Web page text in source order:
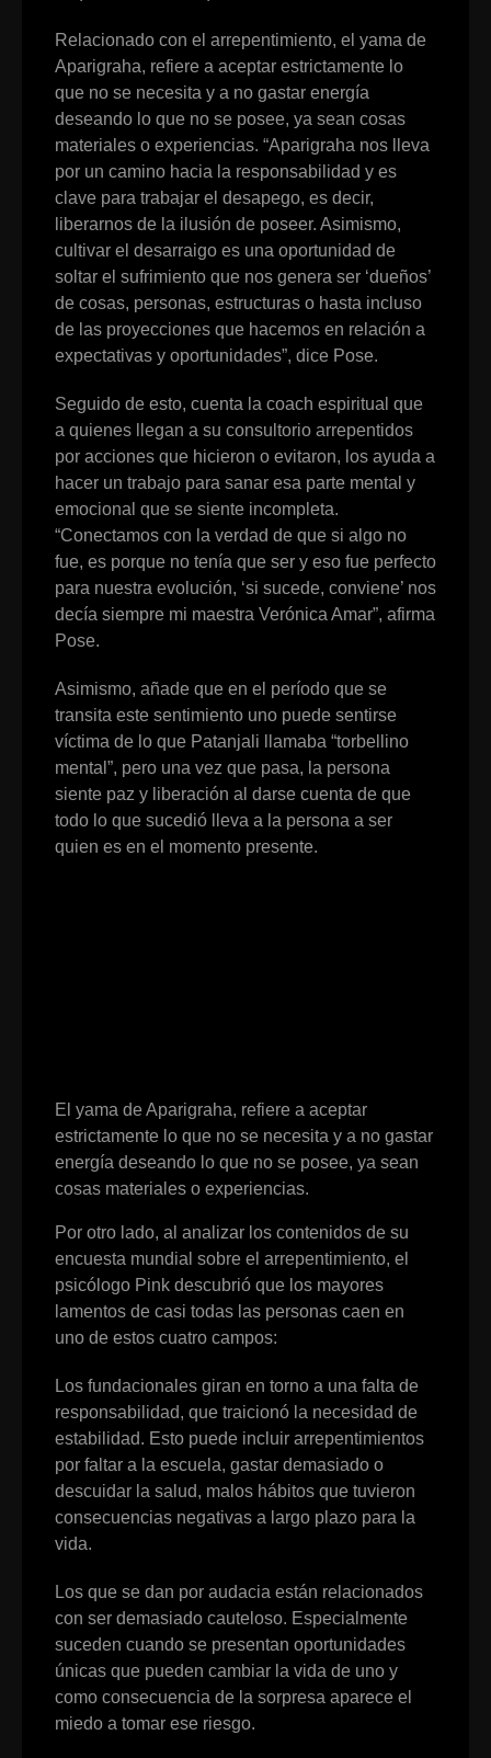
Relacionado con el arrepentimiento, el yama de
Aparigraha, refiere a aceptar estrictamente lo
que no se necesita y a no gastar energía
deseando lo que no se posee, ya sean cosas
materiales o experiencias. “Aparigraha nos lleva
por un camino hacia la responsabilidad y es
clave para trabajar el desapego, es decir,
liberarnos de la ilusión de poseer. Asimismo,
cultivar el desarraigo es una oportunidad de
soltar el sufrimiento que nos genera ser ‘dueños’
de cosas, personas, estructuras o hasta incluso
de las proyecciones que hacemos en relación a
expectativas y oportunidades”, dice Pose.
Seguido de esto, cuenta la coach espiritual que
a quienes llegan a su consultorio arrepentidos
por acciones que hicieron o evitaron, los ayuda a
hacer un trabajo para sanar esa parte mental y
emocional que se siente incompleta.
“Conectamos con la verdad de que si algo no
fue, es porque no tenía que ser y eso fue perfecto
para nuestra evolución, ‘si sucede, conviene’ nos
decía siempre mi maestra Verónica Amar”, afirma
Pose.
Asimismo, añade que en el período que se
transita este sentimiento uno puede sentirse
víctima de lo que Patanjali llamaba “torbellino
mental”, pero una vez que pasa, la persona
siente paz y liberación al darse cuenta de que
todo lo que sucedió lleva a la persona a ser
quien es en el momento presente.
El yama de Aparigraha, refiere a aceptar
estrictamente lo que no se necesita y a no gastar
energía deseando lo que no se posee, ya sean
cosas materiales o experiencias.
Por otro lado, al analizar los contenidos de su
encuesta mundial sobre el arrepentimiento, el
psicólogo Pink descubrió que los mayores
lamentos de casi todas las personas caen en
uno de estos cuatro campos:
Los fundacionales giran en torno a una falta de
responsabilidad, que traicionó la necesidad de
estabilidad. Esto puede incluir arrepentimientos
por faltar a la escuela, gastar demasiado o
descuidar la salud, malos hábitos que tuvieron
consecuencias negativas a largo plazo para la
vida.
Los que se dan por audacia están relacionados
con ser demasiado cauteloso. Especialmente
suceden cuando se presentan oportunidades
únicas que pueden cambiar la vida de uno y
como consecuencia de la sorpresa aparece el
miedo a tomar ese riesgo.